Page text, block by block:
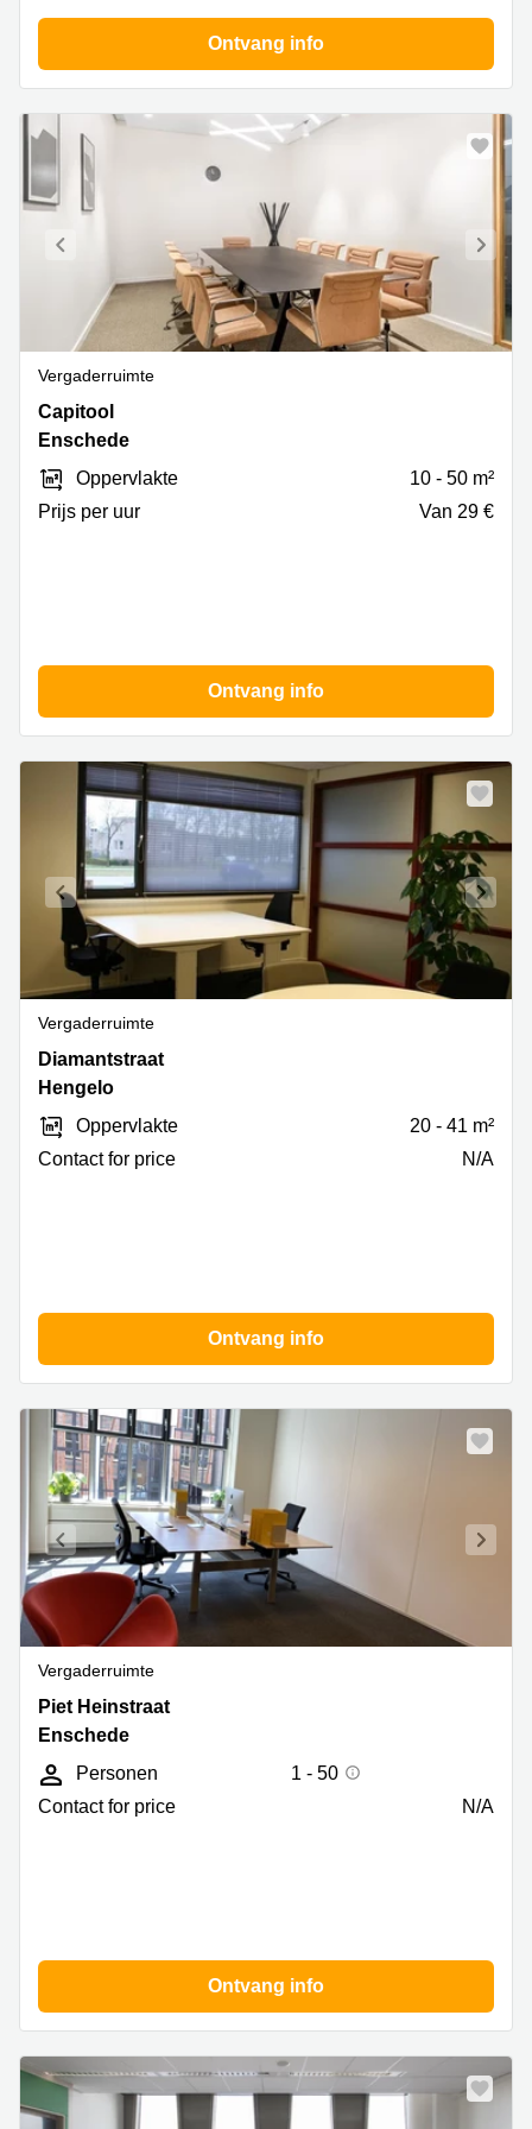
Coworking
space
Leiden
space
Coworking
Breda
Coworking
space
Arnhem
Ontvang info
Vergaderruimte
Capitool
10,
Capitool
Enschede
Oppervlakte
10 - 50 m²
Prijs per uur
Van 29 €
Ontvang info
Vergaderruimte
Diamantstraat
3,
Diamantstraat
Hengelo
Oppervlakte
20 - 41 m²
Contact for price
N/A
Ontvang info
Vergaderruimte
Piet
Heinstraat
Enschede
Piet Heinstraat
Enschede
Personen
1 - 50
Contact for price
N/A
Ontvang info